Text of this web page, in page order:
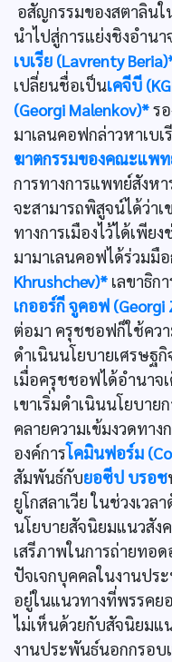
อสัญกรรมของสตาลิน
นำไปสู่การแย่งชิงอำน
เบเรีย (Lavrenty
เปลี่ยนชื่อเป็นเคจีบี
(Georgi Malenkov)*ร
มาเลนคอฟกล่าวหาเบเ
ฆาตกรรมของคณะแพท
การทางการแพทย์สังห
จะสามารถพิสูจน์ได้ว่า
ทางการเมืองไว้ได้เพีย
มามาเลนคอฟได้ร่วมมื
Khrushchev)* เลขาธิก
เกออร์กี จูคอฟ (Georgi
ต่อมา ครุชชอฟก็ใช้คว
ดำเนินนโยบายเศรษฐ
เมื่อครุชชอฟได้อำนาจ
เขาเริ่มดำเนินนโยบา
คลายความเข้มงวดทาง
องค์การโคมินฟอร์ม
สัมพันธ์กับยอซีป บรอช
ยูโกสลาเวีย ในช่วงเว
นโยบายสัจนิยมแนวสัง
เสรีภาพในการถ่ายทอ
ปัจเจกบุคคลในงานปร
อยู่ในแนวทางที่พรรคย
ไม่เห็นด้วยกับสัจนิยมแ
งานประพันธ์นอกกรอ